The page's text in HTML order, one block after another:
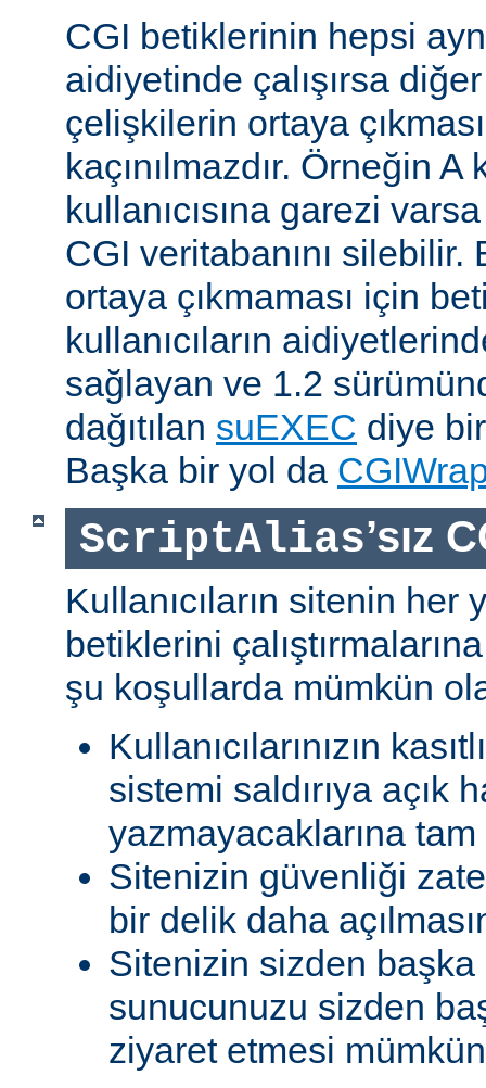
CGI betiklerinin hepsi
aidiyetinde çalışırsa
çelişkilerin ortaya
kaçınılmazdır. Örneğin A
kullanıcısına garezi
CGI veritabanını silebilir.
ortaya çıkmaması için
kullanıcıların
sağlayan ve 1.2
dağıtılan suEXEC diye
Başka bir yol da
ScriptAlias’sız
Kullanıcıların sitenin her
betiklerini
şu koşullarda mümkün
Kullanıcılarınızın
sistemi saldırıya açık
yazmayacaklarına
Sitenizin güvenliği
bir delik daha
Sitenizin sizden başka
sunucunuzu sizden
ziyaret etmesi